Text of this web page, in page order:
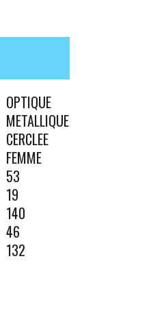
OPTIQUE
METALLIQUE
CERCLEE
FEMME
53
19
140
46
132